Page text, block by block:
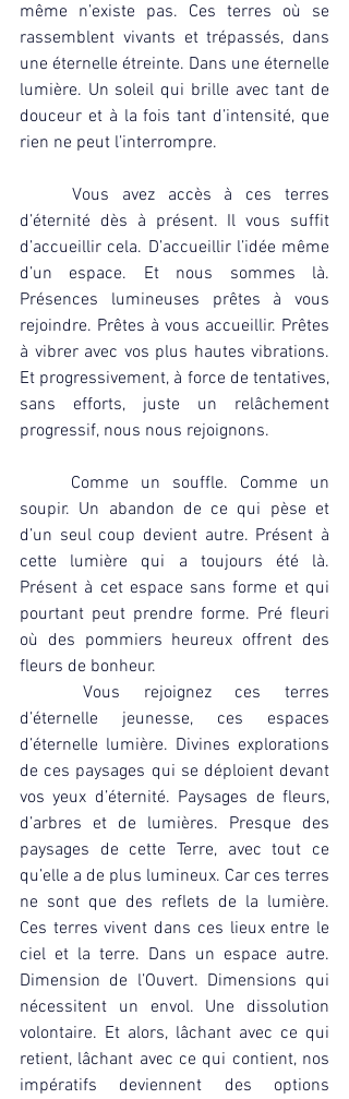
même n’existe pas. Ces terres où se
rassemblent vivants et trépassés, dans
une éternelle étreinte. Dans une éternelle
lumière. Un soleil qui brille avec tant de
douceur et à la fois tant d’intensité, que
rien ne peut l’interrompre.
d’éternité dès à présent. Il vous suffit
d’accueillir cela. D’accueillir l’idée même
d’un espace. Et nous sommes là.
Présences lumineuses prêtes à vous
rejoindre. Prêtes à vous accueillir. Prêtes
à vibrer avec vos plus hautes vibrations.
Et progressivement, à force de tentatives,
sans efforts, juste un relâchement
progressif, nous nous rejoignons.
soupir. Un abandon de ce qui pèse et
d’un seul coup devient autre. Présent à
cette lumière qui a toujours été là.
Présent à cet espace sans forme et qui
pourtant peut prendre forme. Pré fleuri
où des pommiers heureux offrent des
fleurs de bonheur.
d’éternelle jeunesse, ces espaces
d’éternelle lumière. Divines explorations
de ces paysages qui se déploient devant
vos yeux d’éternité. Paysages de fleurs,
d’arbres et de lumières. Presque des
paysages de cette Terre, avec tout ce
qu’elle a de plus lumineux. Car ces terres
ne sont que des reflets de la lumière.
Ces terres vivent dans ces lieux entre le
ciel et la terre. Dans un espace autre.
Dimension de l’Ouvert. Dimensions qui
nécessitent un envol. Une dissolution
volontaire. Et alors, lâchant avec ce qui
retient, lâchant avec ce qui contient, nos
impératifs deviennent des options